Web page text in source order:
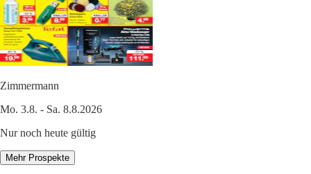
Zimmermann
Mo. 3.8. - Sa. 8.8.2026
Nur noch heute gültig
Mehr Prospekte